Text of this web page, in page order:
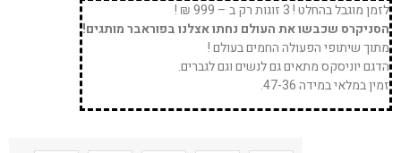
לזמן מוגבל בהחלט ! 3 זוגות רק ב – 999 ₪ !
הסניקרס שכבשו את העולם נחתו אצלנו בפוראבר מותגים!
מתוך שיתופי הפעולה החמים בעולם !
הדגם יוניסקס מתאים גם לנשים וגם לגברים.
זמין במלאי במידה 47-36.